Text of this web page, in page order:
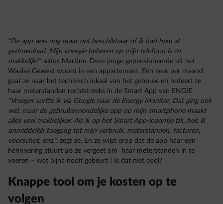
“De app was nog maar net beschikbaar of ik had hem al
gedownload. Mijn energie beheren op mijn telefoon is zo
makkelijk!”, aldus Martine. Deze jonge gepensioneerde uit het
Waalse Gewest woont in een appartement. Eén keer per maand
gaat ze naar het technisch lokaal van het gebouw en noteert ze
haar meterstanden rechtstreeks in de Smart App van ENGIE.
“Vroeger surfte ik via Google naar de Energy Monitor. Dat ging ook
wel, maar de gebruiksvriendelijke app op mijn smartphone maakt
alles veel makkelijker. Als ik op het Smart App-icoontje tik, heb ik
onmiddellijk toegang tot mijn verbruik, meterstanden, facturen,
voorschot, enz.”, zegt ze. En ze wijst erop dat de app haar een
herinnering stuurt als ze vergeet om haar meterstanden in te
voeren – wat bijna nooit gebeurt ! Is dat niet cool?
Knappe tool om je kosten op te
volgen